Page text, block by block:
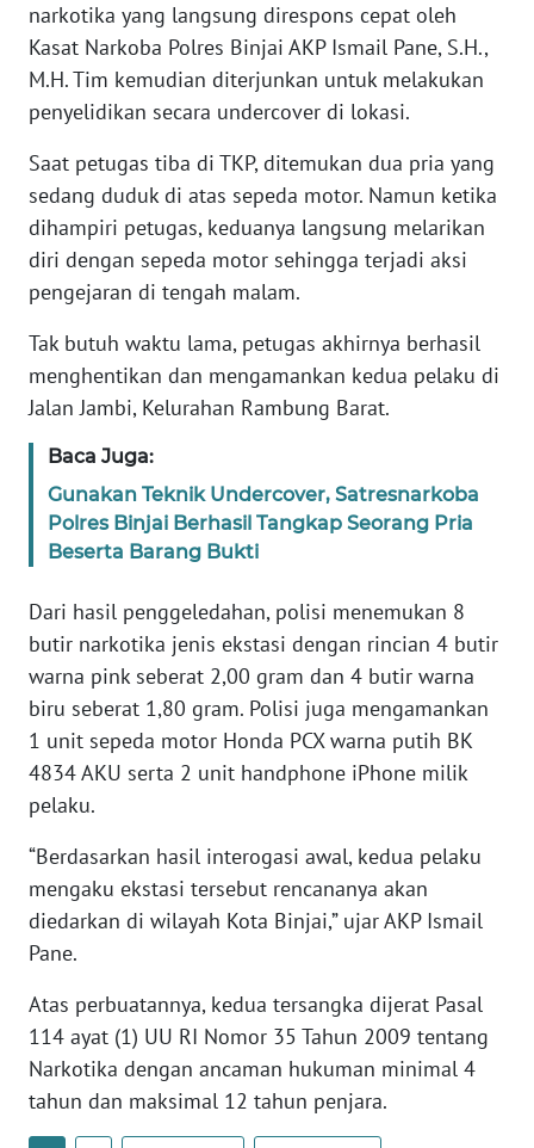
narkotika yang langsung direspons cepat oleh
Kasat Narkoba Polres Binjai AKP Ismail Pane, S.H.,
M.H. Tim kemudian diterjunkan untuk melakukan
penyelidikan secara undercover di lokasi.
Saat petugas tiba di TKP, ditemukan dua pria yang
sedang duduk di atas sepeda motor. Namun ketika
dihampiri petugas, keduanya langsung melarikan
diri dengan sepeda motor sehingga terjadi aksi
pengejaran di tengah malam.
Tak butuh waktu lama, petugas akhirnya berhasil
menghentikan dan mengamankan kedua pelaku di
Jalan Jambi, Kelurahan Rambung Barat.
Baca Juga:
Gunakan Teknik Undercover, Satresnarkoba
Polres Binjai Berhasil Tangkap Seorang Pria
Beserta Barang Bukti
Dari hasil penggeledahan, polisi menemukan 8
butir narkotika jenis ekstasi dengan rincian 4 butir
warna pink seberat 2,00 gram dan 4 butir warna
biru seberat 1,80 gram. Polisi juga mengamankan
1 unit sepeda motor Honda PCX warna putih BK
4834 AKU serta 2 unit handphone iPhone milik
pelaku.
“Berdasarkan hasil interogasi awal, kedua pelaku
mengaku ekstasi tersebut rencananya akan
diedarkan di wilayah Kota Binjai,” ujar AKP Ismail
Pane.
Atas perbuatannya, kedua tersangka dijerat Pasal
114 ayat (1) UU RI Nomor 35 Tahun 2009 tentang
Narkotika dengan ancaman hukuman minimal 4
tahun dan maksimal 12 tahun penjara.
WN
BABEL
WN
WN
SUMSEL
WN
WN
LAMPUNG
WN
JATENG
WN
WN
JOGJA
WN
WN
BALI
WN
KALBAR
WN
KALTENG
KALTARA